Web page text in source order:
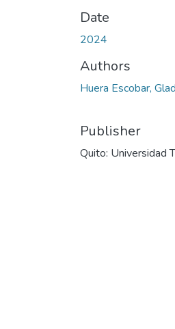
Date
2024
Authors
Huera Escobar,
Publisher
Quito: Universidad